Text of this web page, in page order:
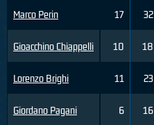
Marco Perin
Gioacchino Chiappelli
Lorenzo Brighi
Giordano Pagani
17 32
10 18
11 23
6 16